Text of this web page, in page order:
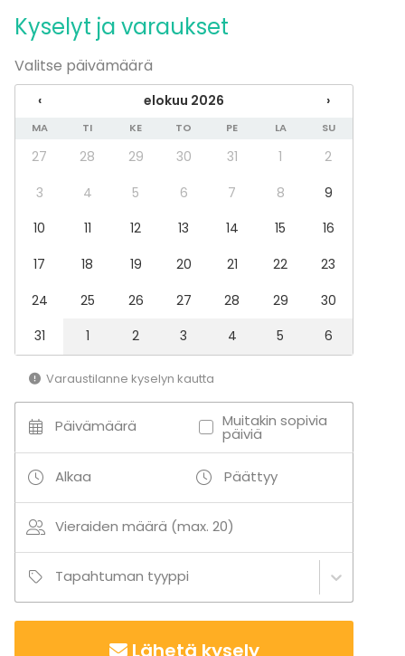
Kyselyt ja varaukset
Valitse päivämäärä
‹ elokuu 2026 ›
MA TI KE TO PE LA SU
27 28 29 30 31 1
2
3
4 5 6 7 8
9
10
11 12 13 14 15
16
17
18 19 20 21 22
23
24
25 26 27 28 29
30
31
1 2 3 4 5 6
Varaustilanne kyselyn kautta
Päivämäärä Muitakin sopivia
päiviä
Alkaa Päättyy
Vieraiden määrä (max. 20)
Tapahtuman tyyppi
Lähetä kysely